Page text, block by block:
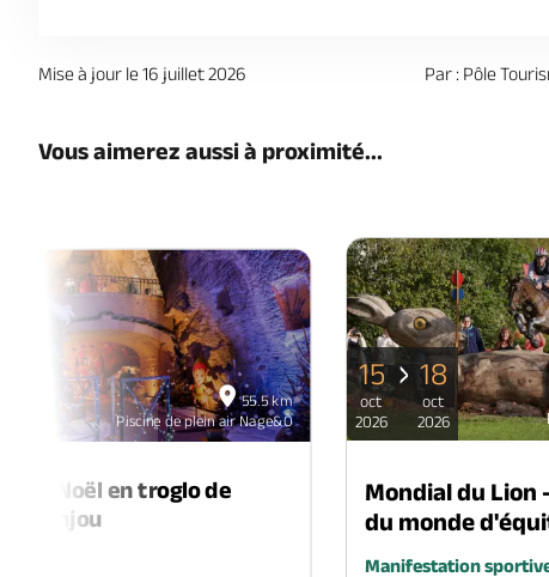
Mise à jour le 16 juillet 2026 Par : Pôle
Vous aimerez aussi à proximité...
55.5 km
Piscine de plein air Nage&Ô
de Noël en troglo de
en-Anjou
15
oct
2026
18
oct
2026
Mondial du Lion
du monde
Manifestation